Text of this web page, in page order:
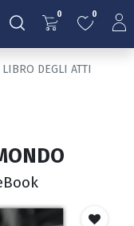
0 0
DEGLI ATTI